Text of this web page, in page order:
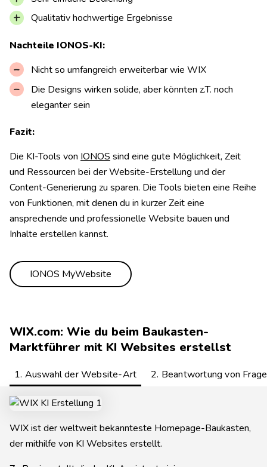
Qualitativ hochwertige Ergebnisse
Nachteile IONOS-KI:
Nicht so umfangreich erweiterbar wie WIX
Die Designs wirken solide, aber könnten z.T. noch
eleganter sein
Fazit:
Die KI-Tools von IONOSsind eine gute Möglichkeit, Zeit
und Ressourcen bei der Website-Erstellung und der
Content-Generierung zu sparen. Die Tools bieten eine Reihe
von Funktionen, mit denen du in kurzer Zeit eine
ansprechende und professionelle Website bauen und
Inhalte erstellen kannst.
IONOS MyWebsite
WIX.com: Wie du beim Baukasten-
Marktführer mit KI Websites erstellst
1. Auswahl der Website-Art 2. Beantwortung von
WIX ist der weltweit bekannteste Homepage-Baukasten,
der mithilfe von KI Websites erstellt.